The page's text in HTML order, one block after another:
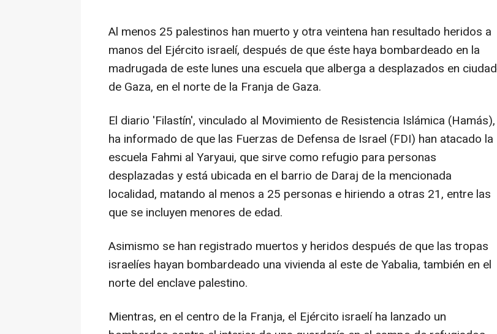
Al menos 25 palestinos han muerto y otra veintena han resultado heridos a
manos del Ejército israelí, después de que éste haya bombardeado en la
madrugada de este lunes una escuela que alberga a desplazados en ciudad
de Gaza, en el norte de la Franja de Gaza.
El diario 'Filastín', vinculado al Movimiento de Resistencia Islámica (Hamás),
ha informado de que las Fuerzas de Defensa de Israel (FDI) han atacado la
escuela Fahmi al Yaryaui, que sirve como refugio para personas
desplazadas y está ubicada en el barrio de Daraj de la mencionada
localidad, matando al menos a 25 personas e hiriendo a otras 21, entre las
que se incluyen menores de edad.
Asimismo se han registrado muertos y heridos después de que las tropas
israelíes hayan bombardeado una vivienda al este de Yabalia, también en el
norte del enclave palestino.
Mientras, en el centro de la Franja, el Ejército israelí ha lanzado un